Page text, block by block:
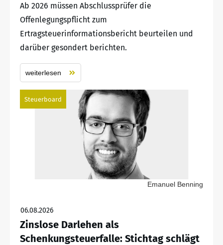
Ab 2026 müssen Abschlussprüfer die
Offenlegungspflicht zum
Ertragsteuerinformationsbericht beurteilen und
darüber gesondert berichten.
weiterlesen
Steuerboard
Emanuel Benning
06.08.2026
Zinslose Darlehen als
Schenkungsteuerfalle: Stichtag schlägt